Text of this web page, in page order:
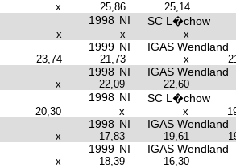
x 25,86 25,14
1998 NI SC L�chow
x x x
1999 NI IGAS Wendland
23,74 21,73 x
1998 NI IGAS Wendland
x 22,09 22,60
1998 NI SC L�chow
20,30 x x
1998 NI IGAS Wendland
x 17,83 19,61
1999 NI IGAS Wendland
x 18,39 16,30